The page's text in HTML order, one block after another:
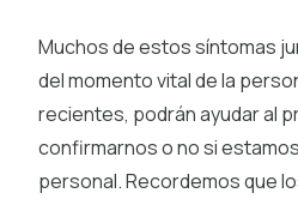
Muchos de estos síntomas
del momento vital de la
recientes, podrán ayudar al
confirmarnos o no si
personal. Recordemos que